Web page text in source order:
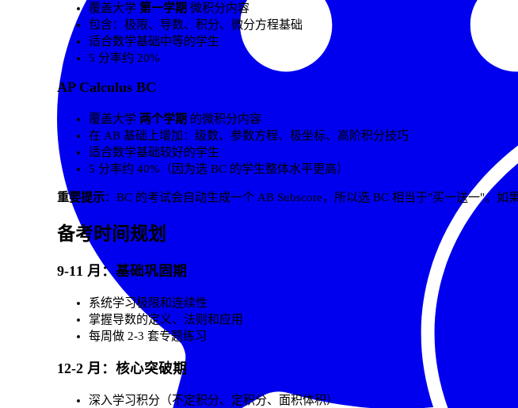
覆盖大学 第一学期 微积分内容
包含：极限、导数、积分、微分方程基础
适合数学基础中等的学生
5 分率约 20%
AP Calculus BC
覆盖大学 两个学期 的微积分内容
在 AB 基础上增加：级数、参数方程、极坐标、高阶积分技巧
适合数学基础较好的学生
5 分率约 40%（因为选 BC 的学生整体水平更高）
重要提示：BC 的考试会自动生成一个 AB Subscore，所以选 BC 相当于"买一送一"。如
备考时间规划
9-11 月：基础巩固期
系统学习极限和连续性
掌握导数的定义、法则和应用
每周做 2-3 套专题练习
12-2 月：核心突破期
深入学习积分（不定积分、定积分、面积体积）